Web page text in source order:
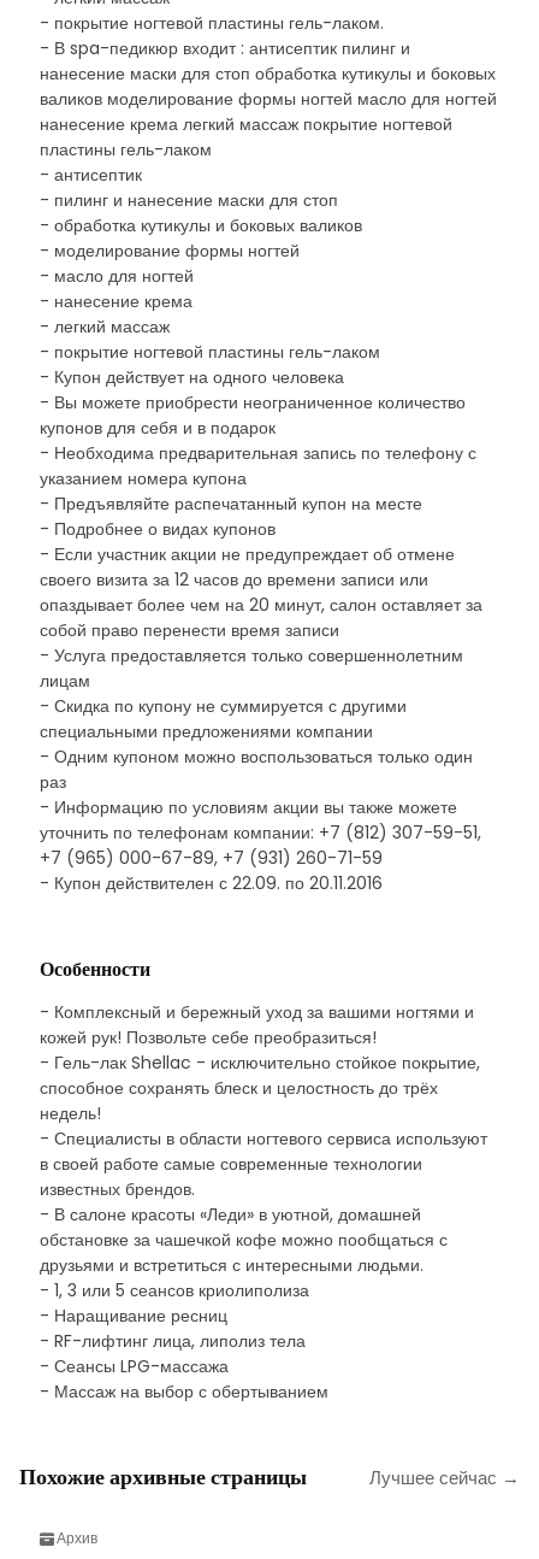
- покрытие ногтевой пластины гель-лаком.
- В spa-педикюр входит : антисептик пилинг и
нанесение маски для стоп обработка кутикулы и боковых
валиков моделирование формы ногтей масло для ногтей
нанесение крема легкий массаж покрытие ногтевой
пластины гель-лаком
- антисептик
- пилинг и нанесение маски для стоп
- обработка кутикулы и боковых валиков
- моделирование формы ногтей
- масло для ногтей
- нанесение крема
- легкий массаж
- покрытие ногтевой пластины гель-лаком
- Купон действует на одного человека
- Вы можете приобрести неограниченное количество
купонов для себя и в подарок
- Необходима предварительная запись по телефону с
указанием номера купона
- Предъявляйте распечатанный купон на месте
- Подробнее о видах купонов
- Если участник акции не предупреждает об отмене
своего визита за 12 часов до времени записи или
опаздывает более чем на 20 минут, салон оставляет за
собой право перенести время записи
- Услуга предоставляется только совершеннолетним
лицам
- Скидка по купону не суммируется с другими
специальными предложениями компании
- Одним купоном можно воспользоваться только один
раз
- Информацию по условиям акции вы также можете
уточнить по телефонам компании: +7 (812) 307-59-51,
+7 (965) 000-67-89, +7 (931) 260-71-59
- Купон действителен с 22.09. по 20.11.2016
Особенности
- Комплексный и бережный уход за вашими ногтями и
кожей рук! Позвольте себе преобразиться!
- Гель-лак Shellac - исключительно стойкое покрытие,
способное сохранять блеск и целостность до трёх
недель!
- Специалисты в области ногтевого сервиса используют
в своей работе самые современные технологии
известных брендов.
- В салоне красоты «Леди» в уютной, домашней
обстановке за чашечкой кофе можно пообщаться с
друзьями и встретиться с интересными людьми.
- 1, 3 или 5 сеансов криолиполиза
- Наращивание ресниц
- RF-лифтинг лица, липолиз тела
- Сеансы LPG-массажа
- Массаж на выбор с обертыванием
Похожие архивные страницы Лучшее сейчас →
Архив